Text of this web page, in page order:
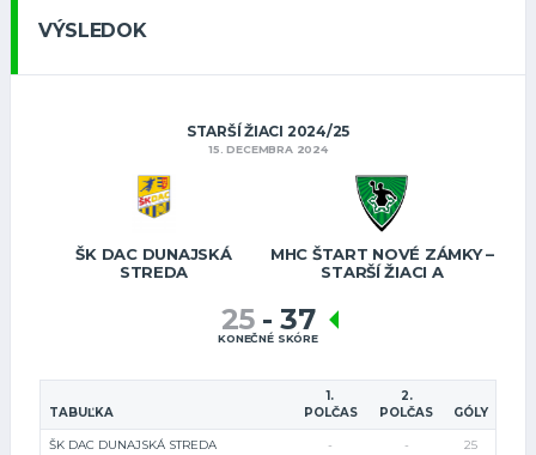
VÝSLEDOK
STARŠÍ ŽIACI 2024/25
15. DECEMBRA 2024
ŠK DAC DUNAJSKÁ
STREDA
MHC ŠTART NOVÉ ZÁMKY –
STARŠÍ ŽIACI A
25 - 37
KONEČNÉ SKÓRE
TABUĽKA
1.
POLČAS
2.
POLČAS
GÓLY
ŠK DAC DUNAJSKÁ STREDA - - 25